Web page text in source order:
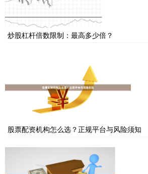
炒股杠杆倍数限制：最高多少倍？
股票配资机构怎么选？正规平台与风险须知